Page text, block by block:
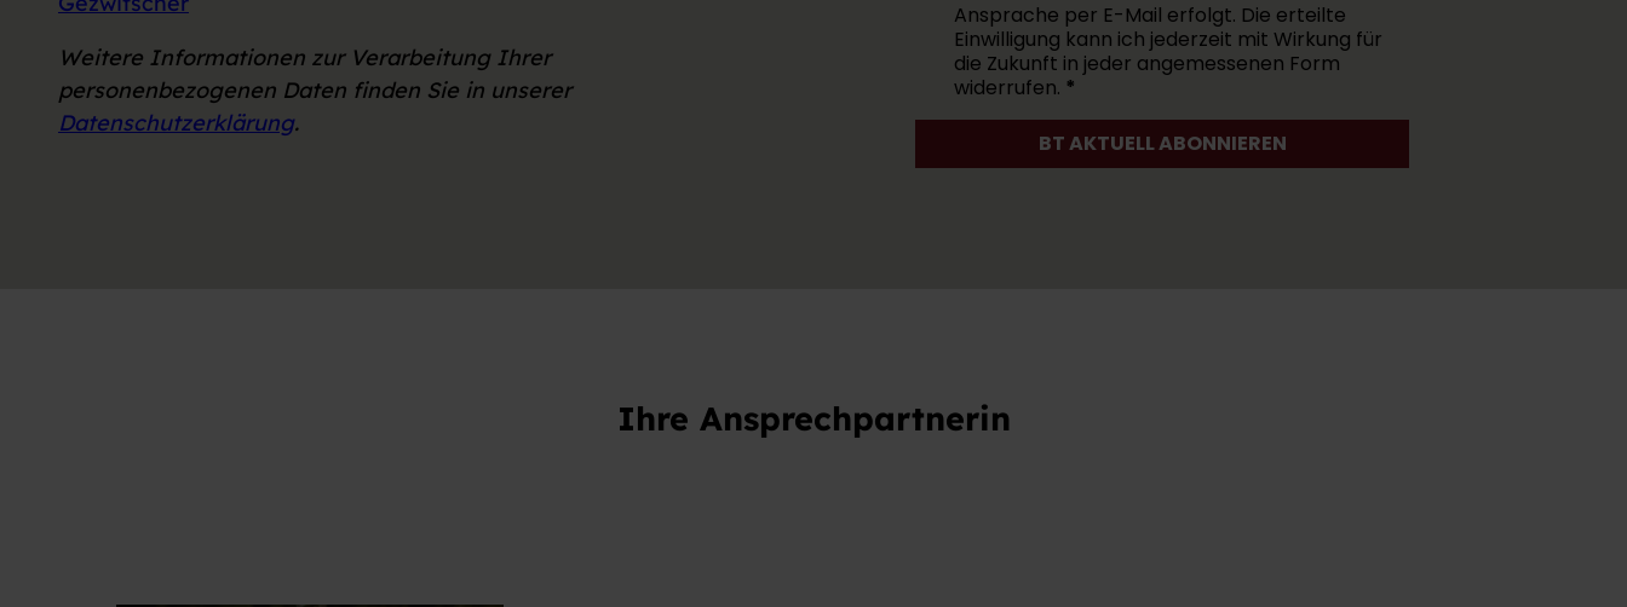
h
Weitere Informationen zur Verarbeitung Ihrer
personenbezogenen Daten finden Sie in unserer
Datenschutzerklärung.
Ansprache per E-Mail erfolgt. Die erteilte
Einwilligung kann ich jederzeit mit Wirkung für
die Zukunft in jeder angemessenen Form
widerrufen.
BT AKTUELL ABONNIEREN
Ihre Ansprechpartnerin